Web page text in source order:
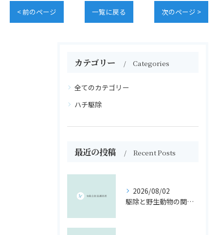
< 前のページ 一覧に戻る 次のページ >
カテゴリー Categories
全てのカテゴリー
ハチ駆除
最近の投稿 Recent Posts
2026/08/02
駆除と野生動物の関係を制度・報奨金・法令から徹底解説